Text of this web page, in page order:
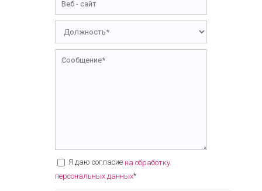
Я даю согласие на обработку
персональных данных*